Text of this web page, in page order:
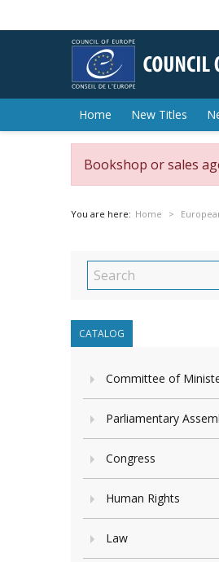
Home New Titles
Bookshop or sales
You are here: Home
CATALOG
Committee of
Parliamentary
Congress
Human Rights
Law